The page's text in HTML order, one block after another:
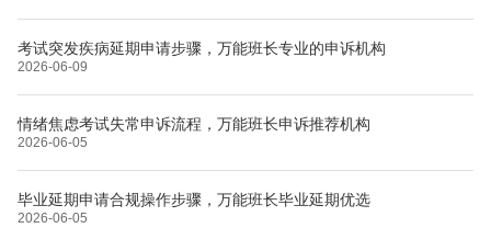
考试突发疾病延期申请步骤，万能班长专业的申诉机构
2026-06-09
情绪焦虑考试失常申诉流程，万能班长申诉推荐机构
2026-06-05
毕业延期申请合规操作步骤，万能班长毕业延期优选
2026-06-05